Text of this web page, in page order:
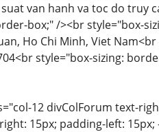
van hanh va toc do truy
box;" /><br style="box-
Ho Chi Minh, Viet
style="box-sizing:
12 divColForum text-
15px; padding-left: 15px;